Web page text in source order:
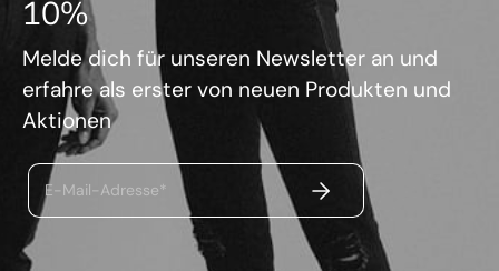
10%
Melde dich für unseren Newsletter an und
erfahre als erster von neuen Produkten und
Aktionen
E-Mail-Adresse* ABSENDEN